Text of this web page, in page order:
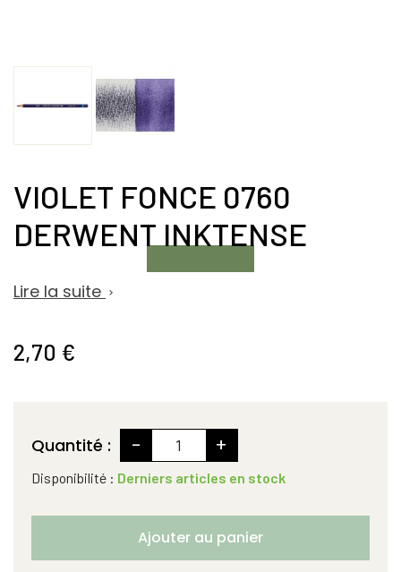
VIOLET FONCE 0760
DERWENT INKTENSE
Lire la suite 
2,70 €
Quantité : - +
Disponibilité : Derniers articles en stock
Ajouter au panier